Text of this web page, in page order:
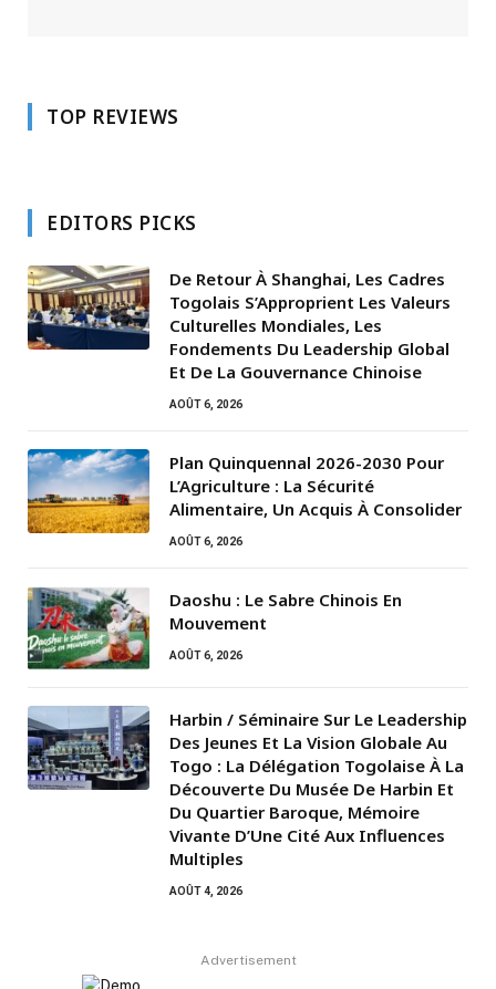
TOP REVIEWS
EDITORS PICKS
De Retour À Shanghai, Les Cadres
Togolais S’Approprient Les Valeurs
Culturelles Mondiales, Les
Fondements Du Leadership Global
Et De La Gouvernance Chinoise
AOÛT 6, 2026
Plan Quinquennal 2026-2030 Pour
L’Agriculture : La Sécurité
Alimentaire, Un Acquis À Consolider
AOÛT 6, 2026
Daoshu : Le Sabre Chinois En
Mouvement
AOÛT 6, 2026
Harbin / Séminaire Sur Le Leadership
Des Jeunes Et La Vision Globale Au
Togo : La Délégation Togolaise À La
Découverte Du Musée De Harbin Et
Du Quartier Baroque, Mémoire
Vivante D’Une Cité Aux Influences
Multiples
AOÛT 4, 2026
Advertisement